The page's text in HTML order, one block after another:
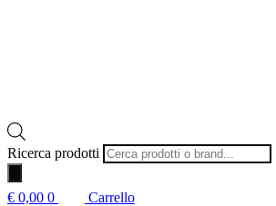
Ricerca prodotti
€ 0,00 0 Carrello